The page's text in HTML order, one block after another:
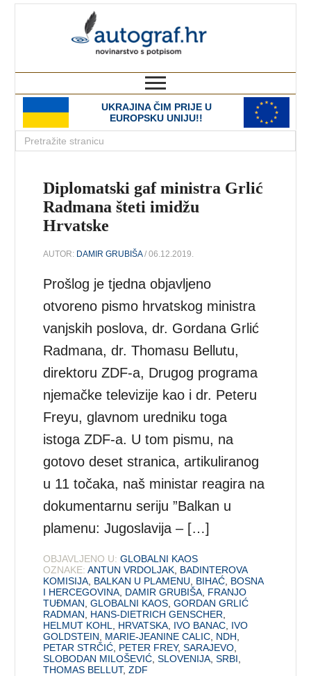
UKRAJINA ČIM PRIJE U
EUROPSKU UNIJU!!
Diplomatski gaf ministra Grlić
Radmana šteti imidžu
Hrvatske
AUTOR: DAMIR GRUBIŠA/ 06.12.2019.
Prošlog je tjedna objavljeno
otvoreno pismo hrvatskog ministra
vanjskih poslova, dr. Gordana Grlić
Radmana, dr. Thomasu Bellutu,
direktoru ZDF-a, Drugog programa
njemačke televizije kao i dr. Peteru
Freyu, glavnom uredniku toga
istoga ZDF-a. U tom pismu, na
gotovo deset stranica, artikuliranog
u 11 točaka, naš ministar reagira na
dokumentarnu seriju ”Balkan u
plamenu: Jugoslavija – […]
OBJAVLJENO U: GLOBALNI KAOS
OZNAKE: ANTUN VRDOLJAK BADINTEROVA
KOMISIJA BALKAN U PLAMENU BIHAĆ BOSNA
I HERCEGOVINA DAMIR GRUBIŠA FRANJO
TUĐMAN ,GLOBALNI KAOS ,GORDAN GRLIĆ
RADMAN
HANS-DIETRICH GENSCHER
HELMUT KOHL
HRVATSKA IVO BANAC IVO
GOLDSTEIN
MARIE-JEANINE CALIC NDH
PETAR STRČIĆ PETER FREY,SARAJEVO
SLOBODAN MILOŠEVIĆ ,SLOVENIJA ,SRBI
THOMAS BELLUT,ZDF